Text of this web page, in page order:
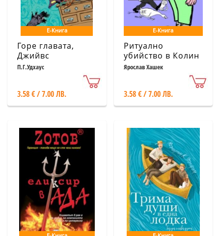
Е-Книга
Горе главата,
Джийвс
П.Г.Удхаус
3.58 € / 7.00 ЛВ.
Е-Книга
Ритуално
убийство в Колин
Ярослав Хашек
3.58 € / 7.00 ЛВ.